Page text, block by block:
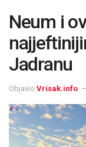
Neum i
Jadranu
Objavio Vrisak.info